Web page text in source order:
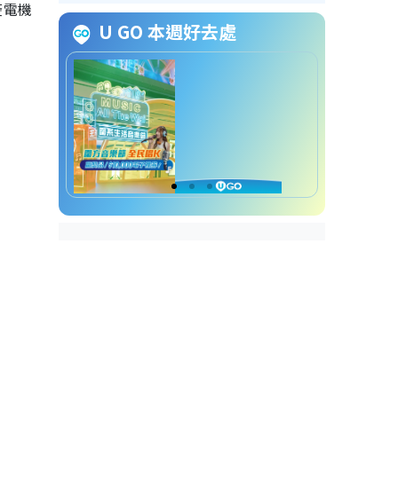
機
U GO 本週好去處